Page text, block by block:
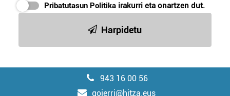
Pribatutasun Politika irakurri eta onartzen dut.
Harpidetu
943 16 00 56
goierri@hitza.eus